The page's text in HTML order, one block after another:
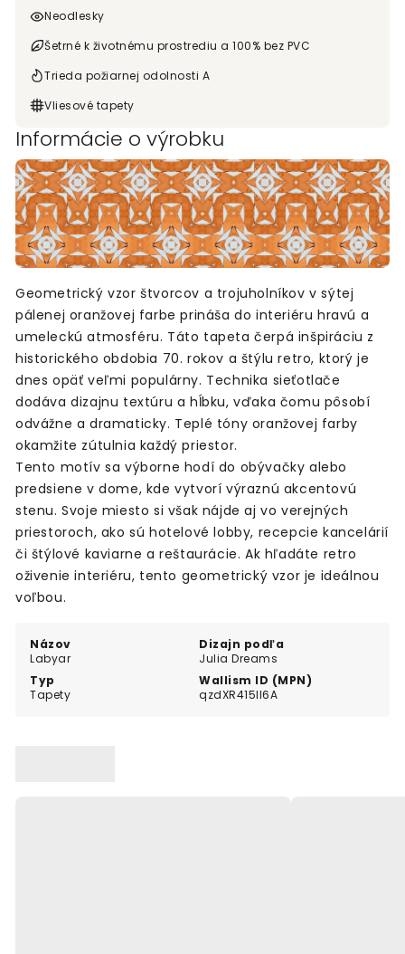
Neodlesky
Šetrné k životnému prostrediu a 100% bez PVC
Trieda požiarnej odolnosti A
Vliesové tapety
Informácie o výrobku
Názov
Labyar
Dizajn podľa
Julia Dreams
Typ
Tapety
Wallism ID (MPN)
qzdXR415ll6A
Geometrický vzor štvorcov a trojuholníkov v sýtej
pálenej oranžovej farbe prináša do interiéru hravú a
umeleckú atmosféru. Táto tapeta čerpá inšpiráciu z
historického obdobia 70. rokov a štýlu retro, ktorý je
dnes opäť veľmi populárny. Technika sieťotlače
dodáva dizajnu textúru a hĺbku, vďaka čomu pôsobí
odvážne a dramaticky. Teplé tóny oranžovej farby
okamžite zútulnia každý priestor.
Tento motív sa výborne hodí do obývačky alebo
predsiene v dome, kde vytvorí výraznú akcentovú
stenu. Svoje miesto si však nájde aj vo verejných
priestoroch, ako sú hotelové lobby, recepcie kancelárií
či štýlové kaviarne a reštaurácie. Ak hľadáte retro
oživenie interiéru, tento geometrický vzor je ideálnou
voľbou.